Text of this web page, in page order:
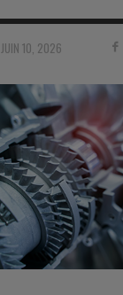
JUIN 10, 2026